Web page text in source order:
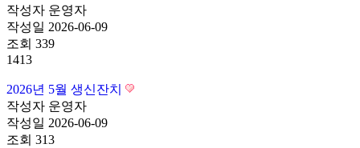
작성자 운영자
작성일 2026-06-09
조회 339
1413
2026년 5월 생신잔치
작성자 운영자
작성일 2026-06-09
조회 313